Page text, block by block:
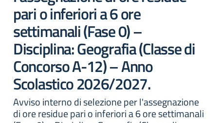
pari o inferiori a 6 ore
settimanali (Fase 0) –
Disciplina: Geografia (Classe di
Concorso A-12) – Anno
Scolastico 2026/2027.
Avviso interno di selezione per l'assegnazione
di ore residue pari o inferiori a 6 ore settimanali